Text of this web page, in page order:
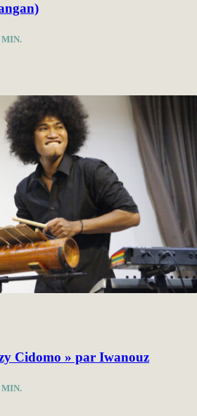
MIN.
Cidomo » par Iwanouz
MIN.